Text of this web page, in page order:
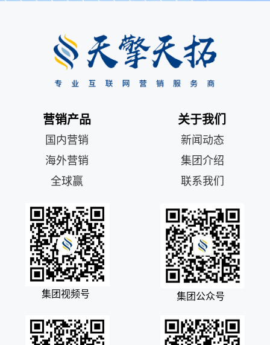
营销产品
国内营销
海外营销
全球赢
关于我们
新闻动态
集团介绍
联系我们
集团视频号 集团公众号